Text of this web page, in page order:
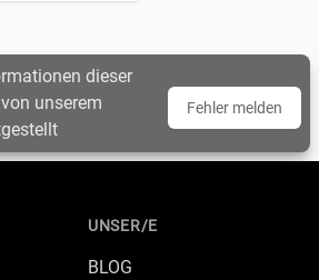
dieser
unserem
Fehler melden
UNSER/E
BLOG